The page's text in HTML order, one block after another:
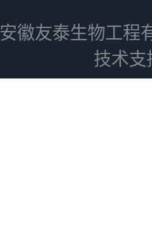
安徽友泰生物工程
技术